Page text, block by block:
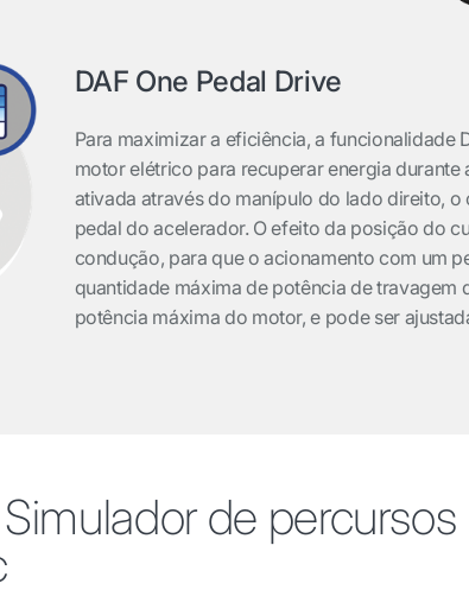
DAF One Pedal Drive
Para maximizar a eficiência, a funcionalidade
motor elétrico para recuperar energia
ativada através do manípulo do lado direito,
pedal do acelerador. O efeito da posição do
condução, para que o acionamento com um
quantidade máxima de potência de travagem
potência máxima do motor, e pode ser
de percursos